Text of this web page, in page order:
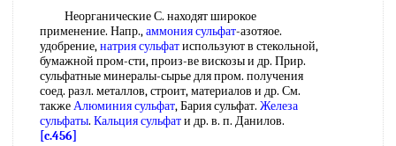
Неорганические С. находят широкое
применение. Напр.,аммония сульфат-азотяое.
удобрение,натрия сульфатиспользуют в стекольной,
бумажной пром-сти, произ-ве вискозы и др. Прир.
сульфатные минералы-сырье для пром. получения
соед. разл. металлов, строит, материалов и др. См.
такжеАлюминия сульфат, Бария сульфат. Железа
сульфаты. Кальция сульфати др. в. п. Данилов.
[c.456]